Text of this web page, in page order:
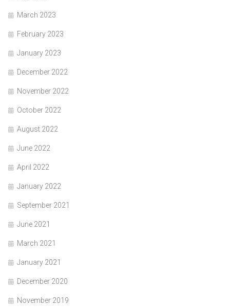
March 2023
February 2023
January 2023
December 2022
November 2022
October 2022
August 2022
June 2022
April 2022
January 2022
September 2021
June 2021
March 2021
January 2021
December 2020
November 2019